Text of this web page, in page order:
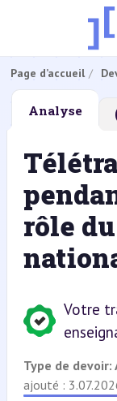
Page d’accueil
Analyse
rôle
Votre
Type de devoir:
ajouté :